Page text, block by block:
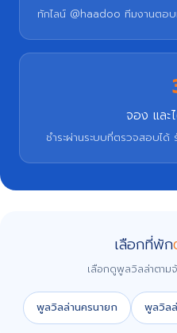
ทักไลน์ @haadoo ทีมงานตอ
จอง และ
ชำระผ่านระบบที่ตรวจสอบไ
เลือกที่พัก
เลือกดูพูลวิลล่าตาม
พูลวิลล่านครนายก พูลวิลล่